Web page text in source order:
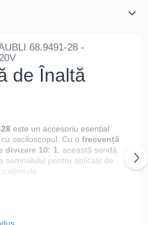
68.9491-28 -
de Înaltă
este un accesoriu esențial
osciloscopul. Cu o frecvență
divizare 10: 1, această sondă
semnalului pentru aplicații de